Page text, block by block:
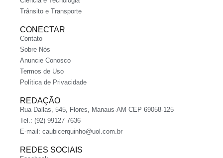
Trânsito e Transporte
CONECTAR
Contato
Sobre Nós
Anuncie Conosco
Termos de Uso
Política de Privacidade
REDAÇÃO
Rua Dallas, 545, Flores, Manaus-AM CEP 69058-125
Tel.: (92) 99127-7636
E-mail: caubicerquinho@uol.com.br
REDES SOCIAIS